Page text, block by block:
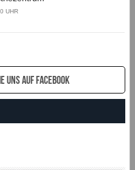
UHR
uns auf Facebook